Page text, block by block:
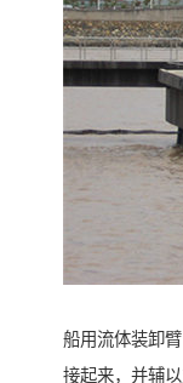
船用流体装卸
接起来，并辅